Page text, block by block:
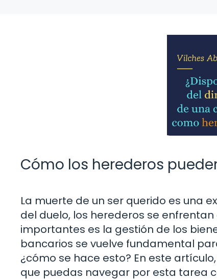
Cómo los herederos
La muerte de un ser querido es una
del duelo, los herederos se
importantes es la gestión de los
bancarios se vuelve fundamental
¿cómo se hace esto? En este
que puedas navegar por esta tarea